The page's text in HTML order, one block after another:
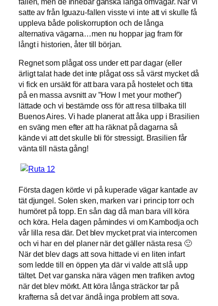
satte av från Iguazu-fallen visste vi inte att vi skulle få
uppleva både poliskorruption och de långa
alternativa vägarna…men nu hoppar jag fram för
långt i historien, åter till början.
Regnet som plågat oss under ett par dagar (eller
ärligt talat hade det inte plågat oss så värst mycket då
vi fick en ursäkt för att bara vara på hostelet och titta
på en massa avsnitt av ”How I met your mother”)
lättade och vi bestämde oss för att resa tillbaka till
Buenos Aires. Vi hade planerat att åka upp i Brasilien
en sväng men efter att ha räknat på dagarna så
kände vi att det skulle bli för stressigt. Brasilien får
vänta till nästa gång!
Första dagen körde vi på kuperade vägar kantade av
tät djungel. Solen sken, marken var i princip torr och
humöret på topp. En sån dag då man bara vill köra
och köra. Hela dagen påmindes vi om Kambodja och
vår lilla resa där. Det blev mycket prat via intercomen
och vi har en del planer när det gäller nästa resa 🙂
När det blev dags att sova hittade vi en liten infart
som ledde till en öppen yta där vi valde att slå upp
tältet. Det var ganska nära vägen men trafiken avtog
när det blev mörkt. Att köra långa sträckor tar på
krafterna så det var ändå inga problem att sova.